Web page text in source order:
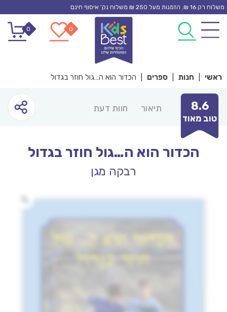
Skip
content
משלוח רק 16 ₪. הזמנות מעל 250 ₪ משלוח נק’ איסוף חינם
0
0
ראשי חנות ספרים הכדור הוא ה…גול חוזר בגדול
8.6
טוב מאוד
תיאור חוות דעת
הכדור הוא ה…גול חוזר בגדול
רבקה מגן